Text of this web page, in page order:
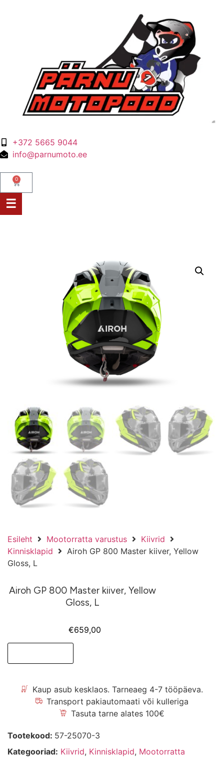
+372 5665 9044
info@parnumoto.ee
0
☰
Esileht Mootorratta varustus
Kiivrid
Kinnisklapid
Airoh GP 800 Master kiiver, Yellow
Gloss, L
Airoh GP 800 Master kiiver, Yellow
Gloss, L
€659,00
Kaup asub kesklaos. Tarneaeg 4-7 tööpäeva.
Transport pakiautomaati või kulleriga
Tasuta tarne alates 100€
Tootekood: 57-25070-3
Kategooriad: Kiivrid, Kinnisklapid, Mootorratta